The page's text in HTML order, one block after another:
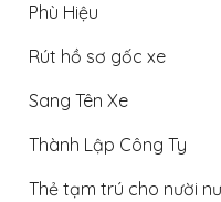
Phù Hiệu
Rút hồ sơ gốc xe
Sang Tên Xe
Thành Lập Công Ty
Thẻ tạm trú cho nười